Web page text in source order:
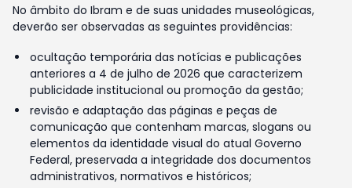
No âmbito do Ibram e de suas unidades museológicas,
deverão ser observadas as seguintes providências:
ocultação temporária das notícias e publicações
anteriores a 4 de julho de 2026 que caracterizem
publicidade institucional ou promoção da gestão;
revisão e adaptação das páginas e peças de
comunicação que contenham marcas, slogans ou
elementos da identidade visual do atual Governo
Federal, preservada a integridade dos documentos
administrativos, normativos e históricos;